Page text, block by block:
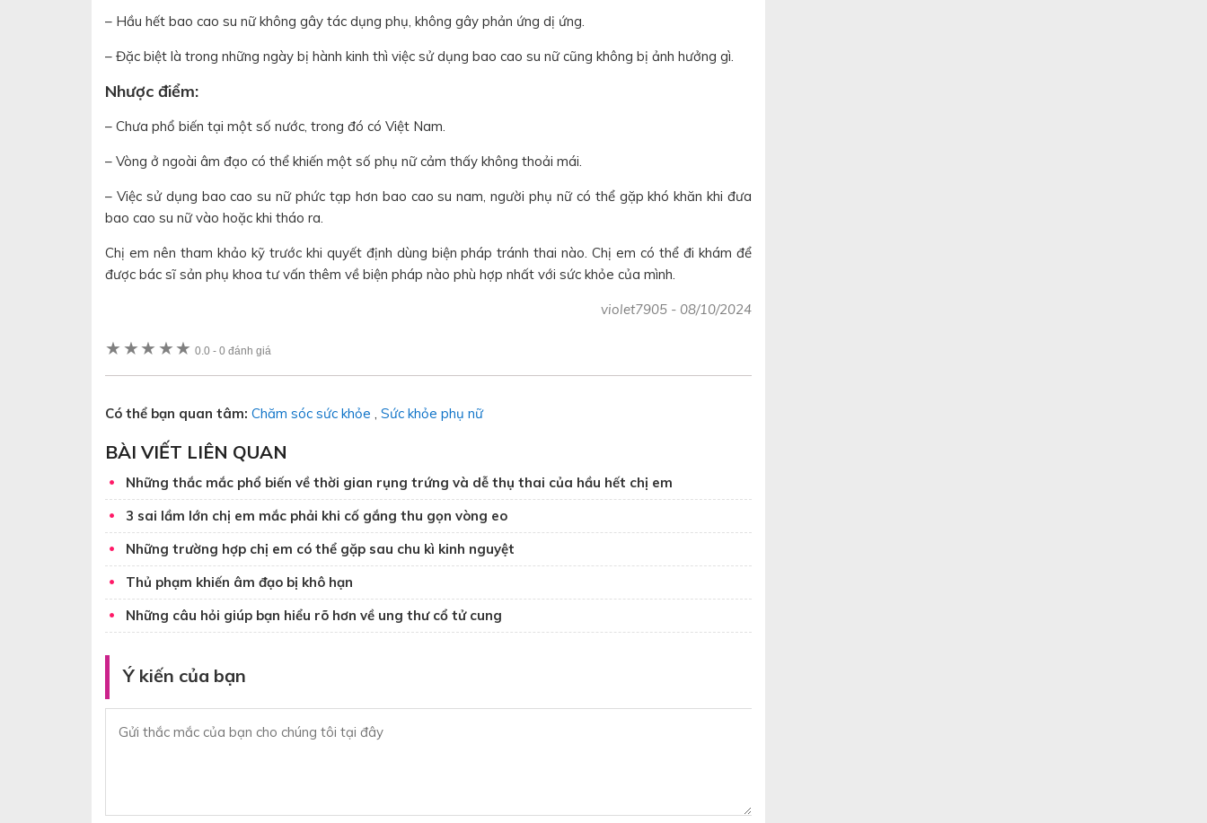
– Hầu hết bao cao su nữ không gây tác dụng phụ, không gây phản ứng dị ứng.
– Đặc biệt là trong những ngày bị hành kinh thì việc sử dụng bao cao su nữ cũng không bị ảnh hưởng gì.
Nhược điểm:
– Chưa phổ biến tại một số nước, trong đó có Việt Nam.
– Vòng ở ngoài âm đạo có thể khiến một số phụ nữ cảm thấy không thoải mái.
– Việc sử dụng bao cao su nữ phức tạp hơn bao cao su nam, người phụ nữ có thể gặp khó khăn khi đưa
bao cao su nữ vào hoặc khi tháo ra.
Chị em nên tham khảo kỹ trước khi quyết định dùng biện pháp tránh thai nào. Chị em có thể đi khám để
được bác sĩ sản phụ khoa tư vấn thêm về biện pháp nào phù hợp nhất với sức khỏe của mình.
violet7905 - 08/10/2024
★ ★ ★ ★ ★ 0.0- 0 đánh giá
Có thể bạn quan tâm: Chăm sóc sức khỏe , Sức khỏe phụ nữ
BÀI VIẾT LIÊN QUAN
Những thắc mắc phổ biến về thời gian rụng trứng và dễ thụ thai của hầu hết chị em
3 sai lầm lớn chị em mắc phải khi cố gắng thu gọn vòng eo
Những trường hợp chị em có thể gặp sau chu kì kinh nguyệt
Thủ phạm khiến âm đạo bị khô hạn
Những câu hỏi giúp bạn hiểu rõ hơn về ung thư cổ tử cung
Ý kiến của bạn